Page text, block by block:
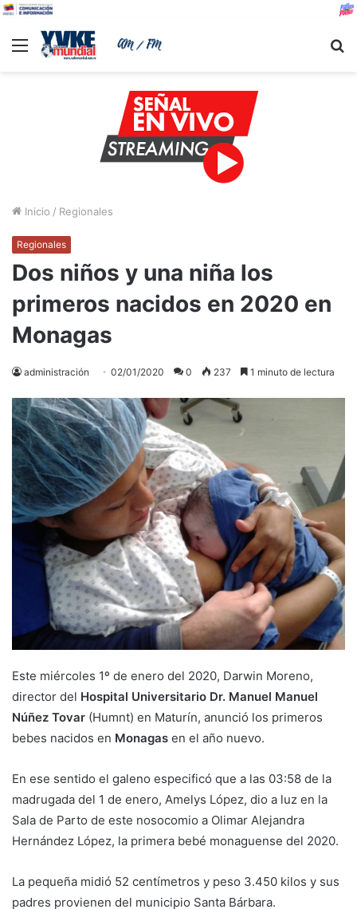
Menu
Inicio / Regionales
Regionales
Dos niños y una niña los
primeros nacidos en 2020 en
Monagas
administración 02/01/2020 0 237 1 minuto de lectura
Este miércoles 1º de enero del 2020, Darwin Moreno,
director del Hospital Universitario Dr. Manuel Manuel
Núñez Tovar (Humnt) en Maturín, anunció los primeros
bebes nacidos en Monagas en el año nuevo.
En ese sentido el galeno especificó que a las 03:58 de la
madrugada del 1 de enero, Amelys López, dio a luz en la
Sala de Parto de este nosocomio a Olimar Alejandra
Hernández López, la primera bebé monaguense del 2020.
La pequeña midió 52 centímetros y peso 3.450 kilos y sus
padres provienen del municipio Santa Bárbara.